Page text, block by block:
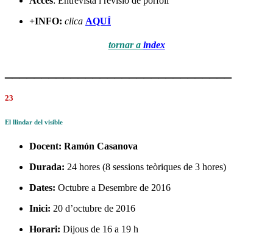
+INFO: clica AQUÍ
tornar a index
23
El llindar del visible
Docent: Ramón Casanova
Durada: 24 hores (8 sessions teòriques de 3 hores)
Dates: Octubre a Desembre de 2016
Inici: 20 d’octubre de 2016
Horari: Dijous de 16 a 19 h